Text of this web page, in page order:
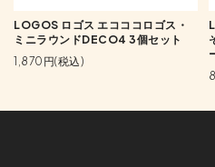
LOGOS ロゴス エコココロゴス・
ミニラウンドDECO4 3個セット
1,870円(税込)